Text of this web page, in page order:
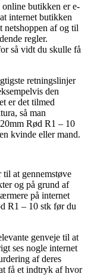
butikken er e-
internet butikken
netshoppen af og til
regler.
så vidt du skulle få
retningslinjer
den
er det tilmed
så man
Rød R1 – 10
kvinde eller mand.
at gennemstøve
og på grund af
på internet
R1 – 10 stk før du
genveje til at
ses nogle internet
af deres
få et indtryk af hvor